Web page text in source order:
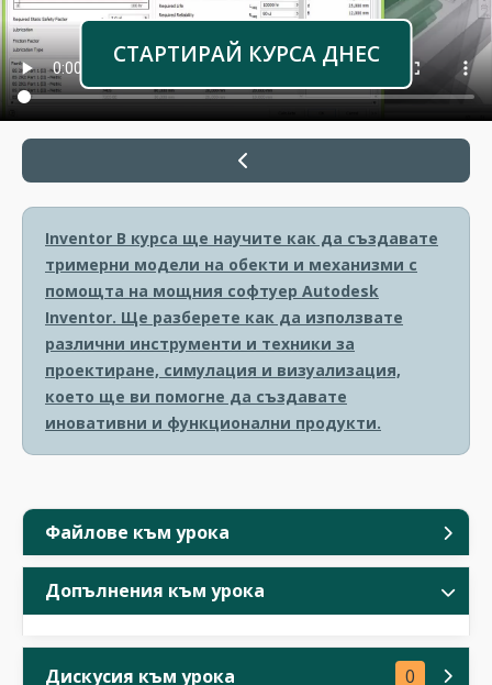
Файлове към урока
Допълнения към урока
Дискусия към урока 0
СТАРТИРАЙ КУРСА ДНЕС
Inventor В курса ще научите как да създавате
тримерни модели на обекти и механизми с
помощта на мощния софтуер Autodesk
Inventor. Ще разберете как да използвате
различни инструменти и техники за
проектиране, симулация и визуализация,
което ще ви помогне да създавате
иновативни и функционални продукти.